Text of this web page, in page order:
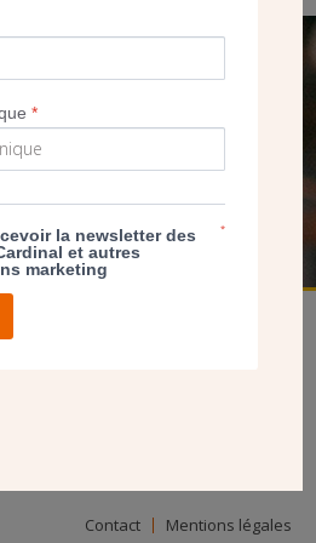
UN DON
Contact Mentions légales
*
la newsletter des
et autres
marketing
*